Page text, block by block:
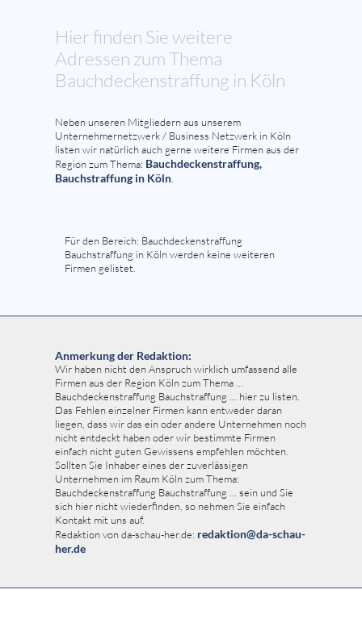
Hier finden Sie weitere
Adressen zum Thema
Bauchdeckenstraffung in Köln
Neben unseren Mitgliedern aus unserem
Unternehmernetzwerk / Business Netzwerk in Köln
listen wir natürlich auch gerne weitere Firmen aus der
Region zum Thema: Bauchdeckenstraffung,
Bauchstraffung in Köln.
Für den Bereich: Bauchdeckenstraffung
Bauchstraffung in Köln werden keine weiteren
Firmen gelistet.
Anmerkung der Redaktion:
Wir haben nicht den Anspruch wirklich umfassend alle
Firmen aus der Region Köln zum Thema ...
Bauchdeckenstraffung Bauchstraffung ... hier zu listen.
Das Fehlen einzelner Firmen kann entweder daran
liegen, dass wir das ein oder andere Unternehmen noch
nicht entdeckt haben oder wir bestimmte Firmen
einfach nicht guten Gewissens empfehlen möchten.
Sollten Sie Inhaber eines der zuverlässigen
Unternehmen im Raum Köln zum Thema:
Bauchdeckenstraffung Bauchstraffung ... sein und Sie
sich hier nicht wiederfinden, so nehmen Sie einfach
Kontakt mit uns auf.
Redaktion von da-schau-her.de: redaktion@da-schau-
her.de